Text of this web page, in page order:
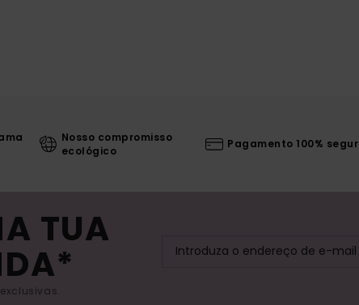
Nosso compromisso
ecológico
Pagamento 100%
TUA